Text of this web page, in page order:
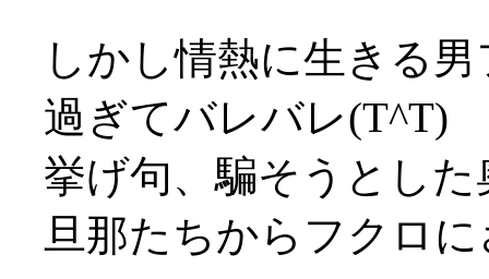
しかし情熱に生きる
過ぎてバレバレ(T^T)
挙げ句、騙そうとし
旦那たちからフクロ